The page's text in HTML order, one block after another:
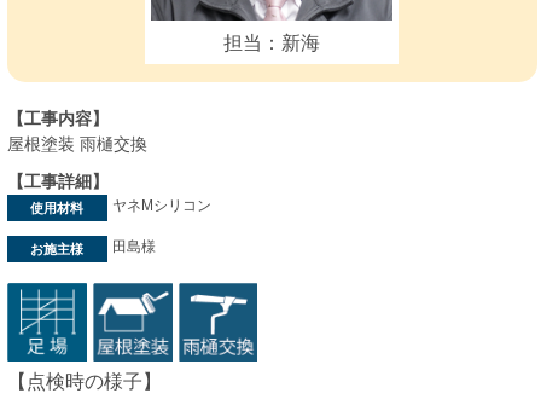
担当：新海
【工事内容】
屋根塗装 雨樋交換
【工事詳細】
使用材料 ヤネMシリコン
お施主様 田島様
【点検時の様子】